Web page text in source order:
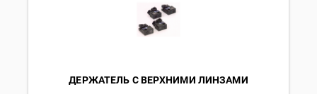
ДЕРЖАТЕЛЬ С ВЕРХНИМИ ЛИНЗАМИ